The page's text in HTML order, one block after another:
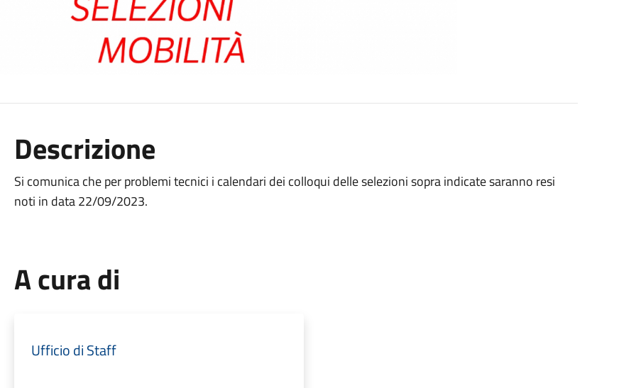
Descrizione
Si comunica che per problemi tecnici i calendari dei colloqui delle selezioni sopra indicate saranno resi
noti in data 22/09/2023.
A cura di
Ufficio di Staff